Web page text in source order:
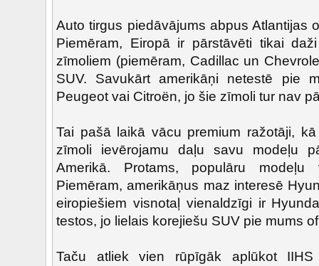
Auto tirgus piedāvājums abpus Atlantijas
Piemēram, Eiropā ir pārstāvēti tikai
zīmoliem (piemēram, Cadillac un
SUV. Savukārt amerikāņi netestē pie
Peugeot vai Citroën, jo šie zīmoli tur nav
Tai pašā laikā vācu premium ražotāji,
zīmoli ievērojamu daļu savu modeļu
Amerikā. Protams, populāru
Piemēram, amerikāņus maz interesē
eiropiešiem visnotaļ vienaldzīgi ir
testos, jo lielais korejiešu SUV pie mums
Taču atliek vien rūpīgāk aplūkot